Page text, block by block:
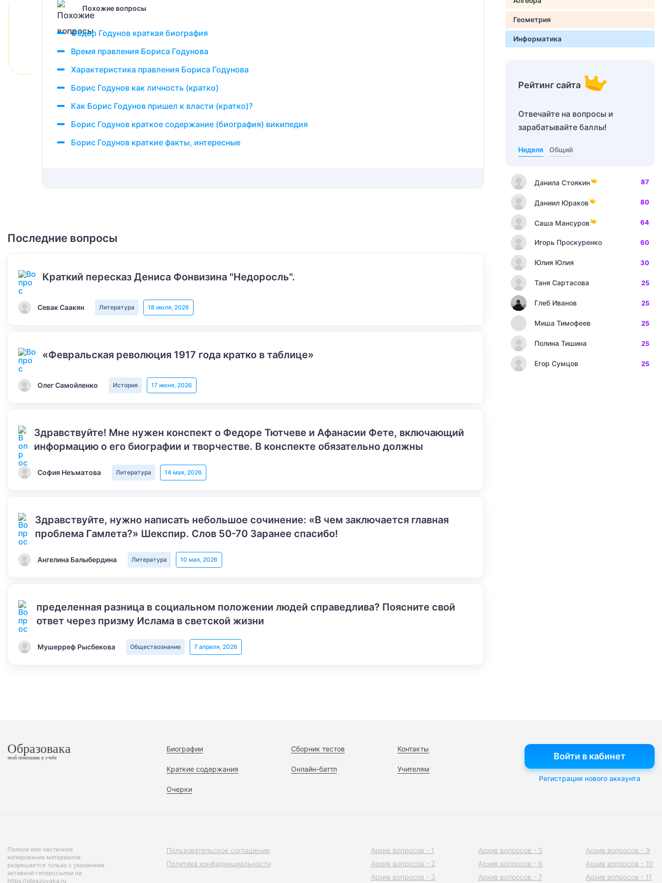
Похожие вопросы
Фёдор Годунов краткая биография
Время правления Бориса Годунова
Характеристика правления Бориса Годунова
Борис Годунов как личность (кратко)
Как Борис Годунов пришел к власти (кратко)?
Борис Годунов краткое содержание (биография) википедия
Борис Годунов краткие факты, интересные
Последние вопросы
Краткий пересказ Дениса Фонвизина "Недоросль".
Севак Саакян Литература 18 июля, 2026
«Февральская революция 1917 года кратко в таблице»
Олег Самойленко История 17 июня, 2026
Здравствуйте! Мне нужен конспект о Федоре Тютчеве и Афанасии Фете, включающий
информацию о его биографии и творчестве. В конспекте обязательно должны
София Неъматова Литература 14 мая, 2026
Здравствуйте, нужно написать небольшое сочинение: «В чем заключается главная
проблема Гамлета?» Шекспир. Слов 50-70 Заранее спасибо!
Ангелина Балыбердина Литература 10 мая, 2026
пределенная разница в социальном положении людей справедлива? Поясните свой
ответ через призму Ислама в светской жизни
Мушерреф Рысбекова Обществознание 7 апреля, 2026
Геометрия
Информатика
Рейтинг сайта
Отвечайте на вопросы и
зарабатывайте баллы!
Неделя Общий
Данила Стоякин 87
Даниил Юраков 80
Саша Мансуров 64
Игорь Проскуренко 60
Юлия Юлия 30
Таня Сартасова 25
Глеб Иванов 25
Миша Тимофеев 25
Полина Тишина 25
Егор Сумцов 25
Образовака
твой помощник в учебе
Биографии
Краткие содержания
Очерки
Сборник тестов
Онлайн-баттл
Контакты
Учителям
Войти в кабинет
Регистрация нового аккаунта
Полное или частичное
копирование материалов
разрешается только с указанием
активной гиперссылки на
https://obrazovaka.ru
Пользовательское соглашение
Политика конфиденциальности
Архив вопросов - 1
Архив вопросов - 2
Архив вопросов - 3
Архив вопросов - 5
Архив вопросов - 6
Архив вопросов - 7
Архив вопросов - 9
Архив вопросов - 10
Архив вопросов - 11